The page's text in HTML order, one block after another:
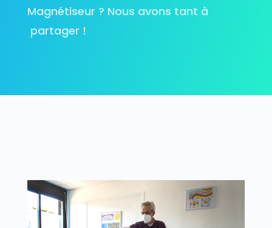
Magnétiseur ? Nous avons tant à
partager !